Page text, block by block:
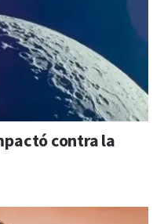
contra la